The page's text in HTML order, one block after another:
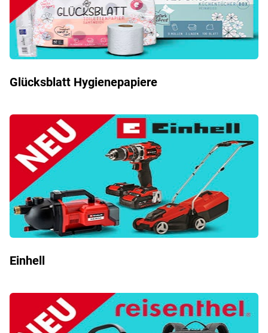
Glücksblatt Hygienepapiere
Einhell